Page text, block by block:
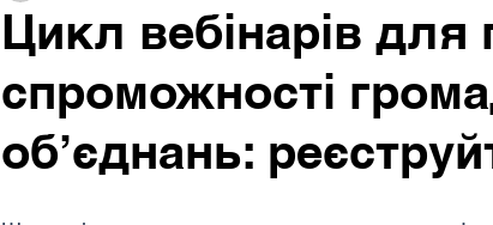
Цикл вебінарів для
спроможності
об’єднань: